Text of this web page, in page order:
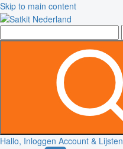
Skip to main content
Hallo, Inloggen Account & Lijsten